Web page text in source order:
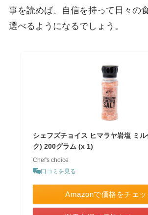
事を読めば、自信を持って日々の
選べるようになるでしょう。
シェフズチョイス ヒマラヤ岩塩 ミ
ク) 200グラム (x 1)
Chef's choice
口コミを見る
Amazonで価格をチェッ